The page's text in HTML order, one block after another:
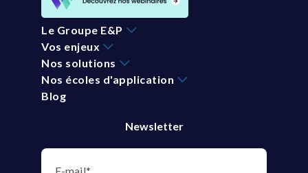
Le Groupe E&P
Vos enjeux
Nos solutions
Nos écoles d'application
Blog
Newsletter